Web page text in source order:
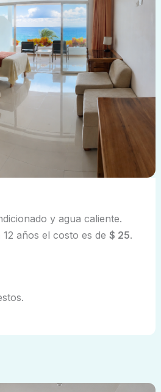
y agua caliente.
años el costo es de $ 25.